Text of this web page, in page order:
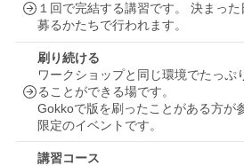
１回で完結する講習です。 決まっ
募るかたちで行われます。
刷り続ける
ワークショップと同じ環境でたっぷ
ることができる場です。
Gokkoで版を刷ったことがある方が
限定のイベントです。
講習コース